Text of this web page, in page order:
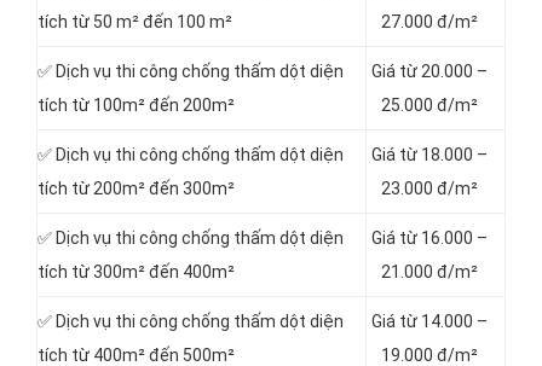
tích từ 50 m² đến 100 m²
27.000 đ/m²
✅ Dịch vụ thi công chống thấm dột diện
tích từ 100m² đến 200m²
Giá từ 20.000 –
25.000 đ/m²
✅ Dịch vụ thi công chống thấm dột diện
tích từ 200m² đến 300m²
Giá từ 18.000 –
23.000 đ/m²
✅ Dịch vụ thi công chống thấm dột diện
tích từ 300m² đến 400m²
Giá từ 16.000 –
21.000 đ/m²
✅ Dịch vụ thi công chống thấm dột diện
tích từ 400m² đến 500m²
Giá từ 14.000 –
19.000 đ/m²